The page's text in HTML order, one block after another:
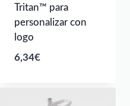
Tritan™ para
personalizar con
logo
6,34€